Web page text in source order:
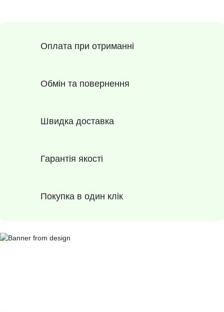
Оплата при отриманні
Обмін та повернення
Швидка доставка
Гарантія якості
Покупка в один клік